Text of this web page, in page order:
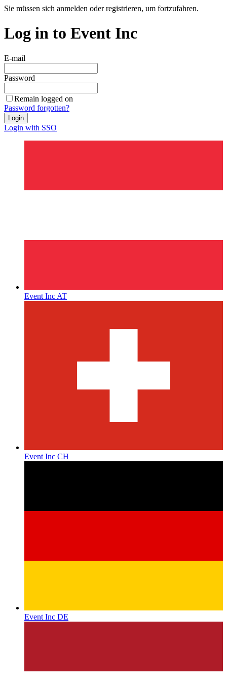
Sie müssen sich anmelden oder registrieren, um fortzufahren.
Log in to Event Inc
E-mail
Password
Remain logged on
Password forgotten?
Login
Login with SSO
Event Inc AT
Event Inc CH
Event Inc DE